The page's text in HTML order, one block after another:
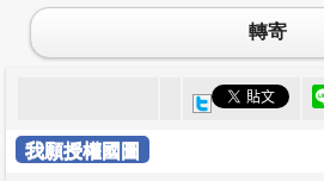
轉寄
我願授權國圖